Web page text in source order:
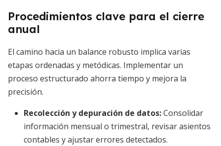
Procedimientos clave para el cierre
anual
El camino hacia un balance robusto implica varias
etapas ordenadas y metódicas. Implementar un
proceso estructurado ahorra tiempo y mejora la
precisión.
Recolección y depuración de datos:Consolidar
información mensual o trimestral, revisar asientos
contables y ajustar errores detectados.